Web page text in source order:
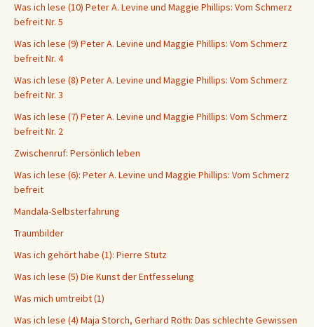
Was ich lese (10) Peter A. Levine und Maggie Phillips: Vom Schmerz
befreit Nr. 5
Was ich lese (9) Peter A. Levine und Maggie Phillips: Vom Schmerz
befreit Nr. 4
Was ich lese (8) Peter A. Levine und Maggie Phillips: Vom Schmerz
befreit Nr. 3
Was ich lese (7) Peter A. Levine und Maggie Phillips: Vom Schmerz
befreit Nr. 2
Zwischenruf: Persönlich leben
Was ich lese (6): Peter A. Levine und Maggie Phillips: Vom Schmerz
befreit
Mandala-Selbsterfahrung
Traumbilder
Was ich gehört habe (1): Pierre Stutz
Was ich lese (5) Die Kunst der Entfesselung
Was mich umtreibt (1)
Was ich lese (4) Maja Storch, Gerhard Roth: Das schlechte Gewissen